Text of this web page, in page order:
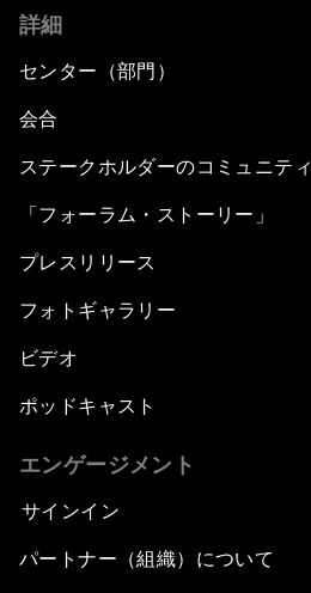
詳細
センター（部門）
会合
ステークホルダーのコミュニティ
「フォーラム・ストーリー」
プレスリリース
フォトギャラリー
ビデオ
ポッドキャスト
エンゲージメント
サインイン
パートナー（組織）について